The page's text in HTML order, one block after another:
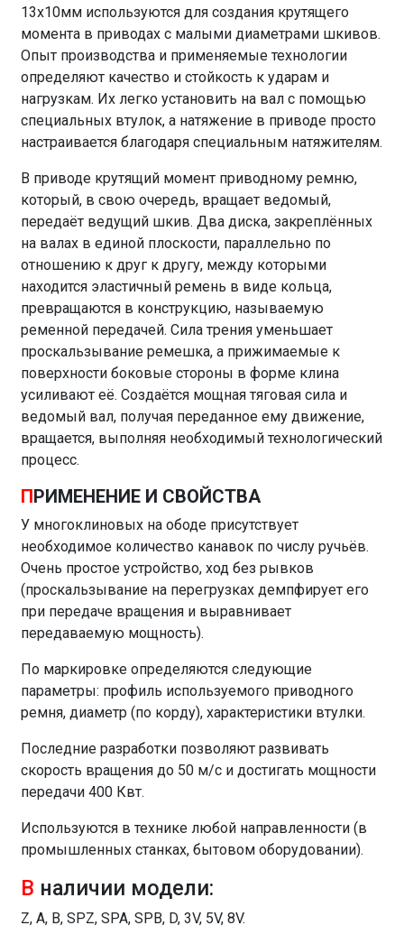
13х10мм используются для создания крутящего
момента в приводах с малыми диаметрами шкивов.
Опыт производства и применяемые технологии
определяют качество и стойкость к ударам и
нагрузкам. Их легко установить на вал с помощью
специальных втулок, а натяжение в приводе просто
настраивается благодаря специальным натяжителям.
В приводе крутящий момент приводному ремню,
который, в свою очередь, вращает ведомый,
передаёт ведущий шкив. Два диска, закреплённых
на валах в единой плоскости, параллельно по
отношению к друг к другу, между которыми
находится эластичный ремень в виде кольца,
превращаются в конструкцию, называемую
ременной передачей. Сила трения уменьшает
проскальзывание ремешка, а прижимаемые к
поверхности боковые стороны в форме клина
усиливают её. Создаётся мощная тяговая сила и
ведомый вал, получая переданное ему движение,
вращается, выполняя необходимый технологический
процесс.
ПРИМЕНЕНИЕ И СВОЙСТВА
У многоклиновых на ободе присутствует
необходимое количество канавок по числу ручьёв.
Очень простое устройство, ход без рывков
(проскальзывание на перегрузках демпфирует его
при передаче вращения и выравнивает
передаваемую мощность).
По маркировке определяются следующие
параметры: профиль используемого приводного
ремня, диаметр (по корду), характеристики втулки.
Последние разработки позволяют развивать
скорость вращения до 50 м/с и достигать мощности
передачи 400 Квт.
Используются в технике любой направленности (в
промышленных станках, бытовом оборудовании).
В наличии модели:
Z, A, B, SPZ, SPA, SPB, D, 3V, 5V, 8V.